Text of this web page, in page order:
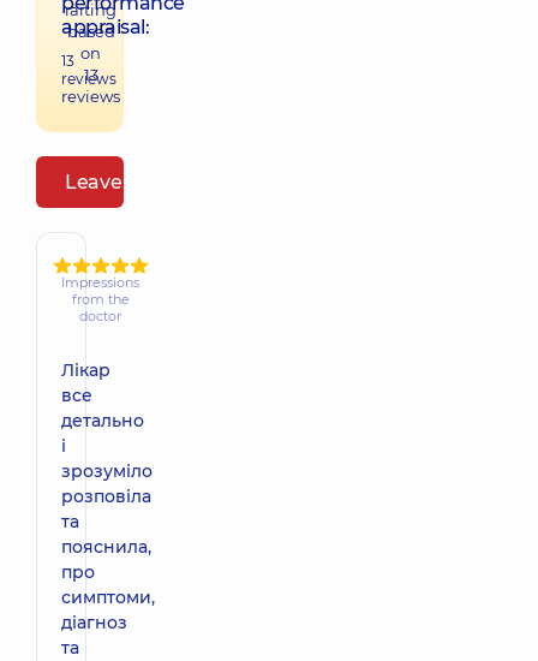
appraisal:
13
reviews
raiting
based
on
13
reviews
Leave a review
Impressions
from the
doctor
Лікар
все
детально
і
зрозуміло
розповіла
та
пояснила,
про
симптоми,
діагноз
та